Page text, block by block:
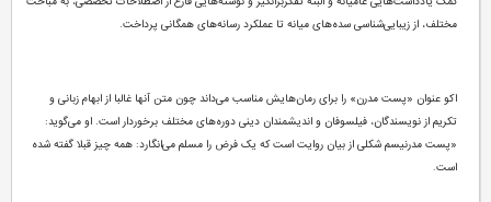
مختلف، از زیبایی‌شناسی سده‌های میانه تا عملکرد رسانه‌های همگانی پرداخت.
اکو عنوان «پست مدرن» را برای رما‌ن‌‌هایش مناسب می‌داند چون متن آنها غالبا از ابهام زبانی و
تکریم از نویسندگان، فیلسوفان و اندیشمندان دینی دوره‌های مختلف برخوردار است. او می‌گوید:
«پست مدرنیسم شکلی از بیان روایت است که یک فرض را مسلم می‌انگارد: همه چیز قبلا گفته شده
است.